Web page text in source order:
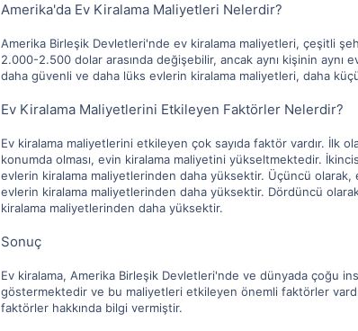
Amerika'da Ev Kiralama Maliyetleri Nelerdir?
Amerika Birleşik Devletleri'nde ev kiralama maliyetleri, çeşitli
2.000-2.500 dolar arasında değişebilir, ancak aynı kişinin
daha güvenli ve daha lüks evlerin kiralama maliyetleri, daha
Ev Kiralama Maliyetlerini Etkileyen Faktörler Nelerdir?
Ev kiralama maliyetlerini etkileyen çok sayıda faktör vardır. İlk
konumda olması, evin kiralama maliyetini yükseltmektedir.
evlerin kiralama maliyetlerinden daha yüksektir. Üçüncü
evlerin kiralama maliyetlerinden daha yüksektir. Dördüncü
kiralama maliyetlerinden daha yüksektir.
Sonuç
Ev kiralama, Amerika Birleşik Devletleri'nde ve dünyada çoğu
göstermektedir ve bu maliyetleri etkileyen önemli faktörler
faktörler hakkında bilgi vermiştir.